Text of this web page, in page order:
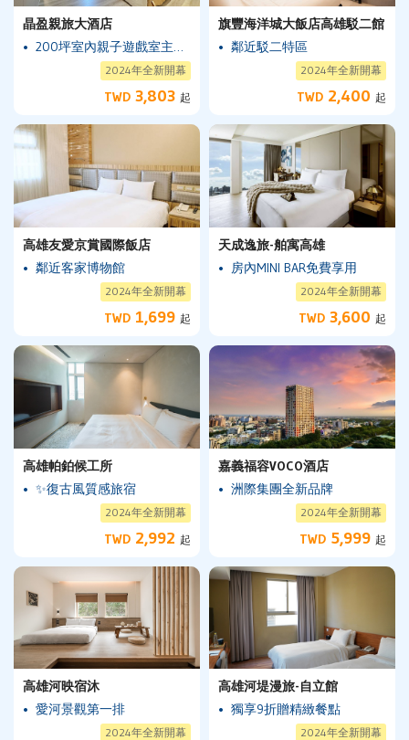
晶盈親旅大酒店
200坪室內親子遊戲室主題飯店
2024年全新開幕
TWD 3,803 起
旗豐海洋城大飯店高雄駁二館
鄰近駁二特區
2024年全新開幕
TWD 2,400 起
高雄友愛京賞國際飯店
鄰近客家博物館
2024年全新開幕
TWD 1,699 起
天成逸旅-舶寓高雄
房內MINI BAR免費享用
2024年全新開幕
TWD 3,600 起
高雄帕鉑候工所
✨復古風質感旅宿
2024年全新開幕
TWD 2,992 起
嘉義福容VOCO酒店
洲際集團全新品牌
2024年全新開幕
TWD 5,999 起
高雄河映宿沐
愛河景觀第一排
2024年全新開幕
高雄河堤漫旅-自立館
獨享9折贈精緻餐點
2024年全新開幕